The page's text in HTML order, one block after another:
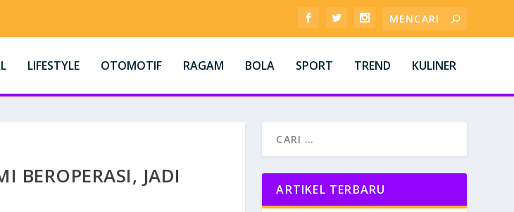
LIFESTYLE OTOMOTIF RAGAM BOLA SPORT TREND KULINER
BEROPERASI, JADI
ARTIKEL TERBARU